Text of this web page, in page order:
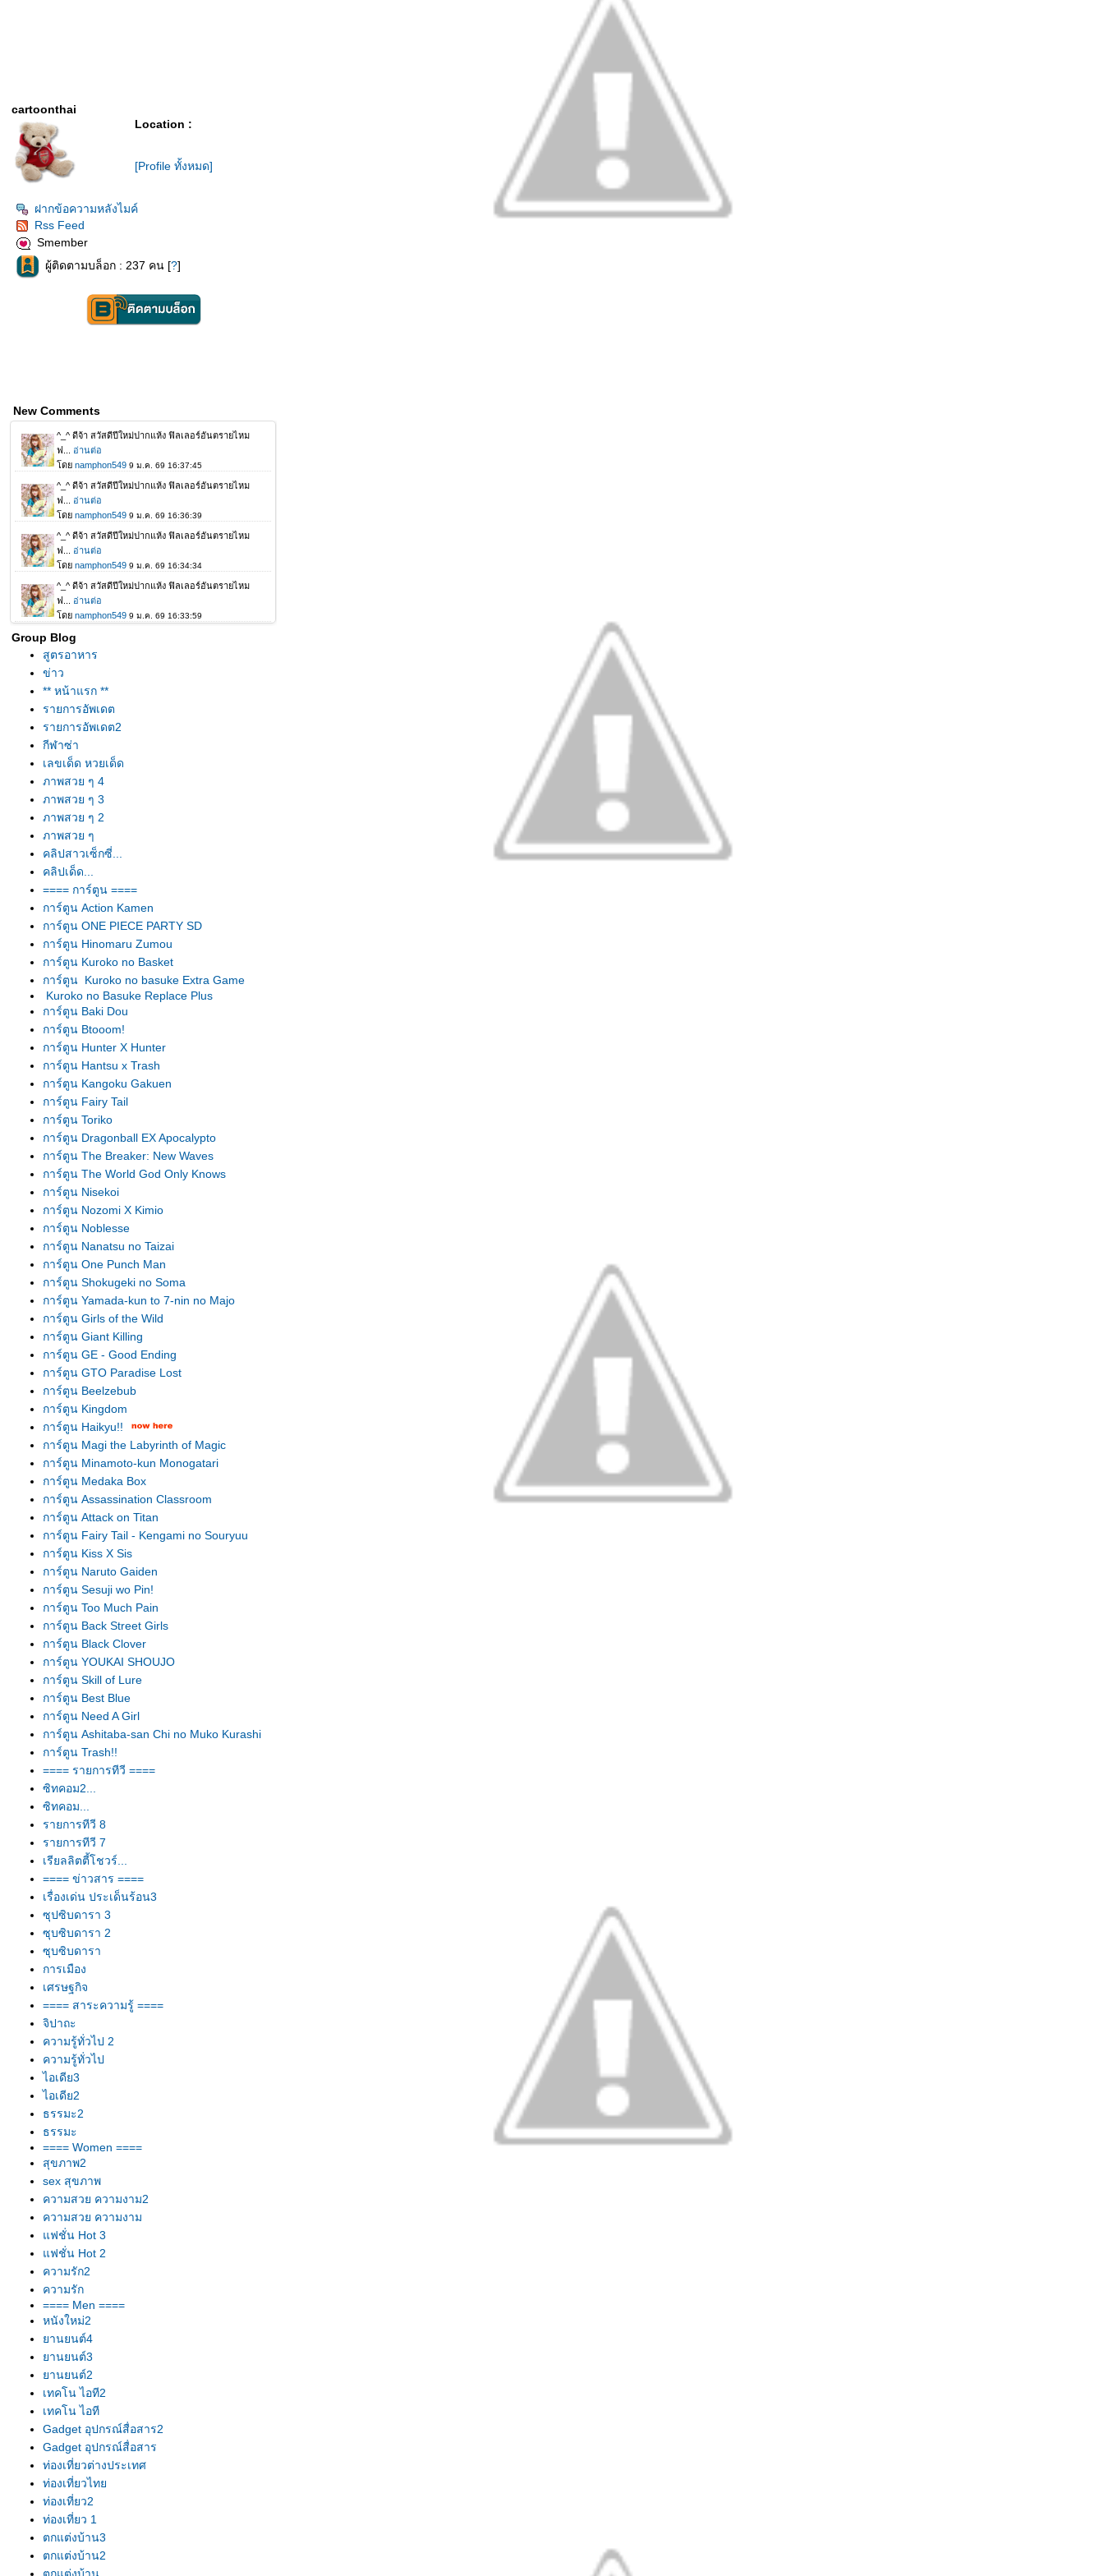
cartoonthai
Location :
[Profile ทั้งหมด]
ฝากข้อความหลังไมค์
Rss Feed
Smember
ผู้ติดตามบล็อก : 237 คน [?]
New Comments
Group Blog
สูตรอาหาร
ข่าว
** หน้าแรก **
รายการอัพเดต
รายการอัพเดต2
กีฬาซ่า
เลขเด็ด หวยเด็ด
ภาพสวย ๆ 4
ภาพสวย ๆ 3
ภาพสวย ๆ 2
ภาพสวย ๆ
คลิปสาวเซ็กซี่...
คลิปเด็ด...
==== การ์ตูน ====
การ์ตูน Action Kamen
การ์ตูน ONE PIECE PARTY SD
การ์ตูน Hinomaru Zumou
การ์ตูน Kuroko no Basket
การ์ตูน Kuroko no basuke Extra Game
Kuroko no Basuke Replace Plus
การ์ตูน Baki Dou
การ์ตูน Btooom!
การ์ตูน Hunter X Hunter
การ์ตูน Hantsu x Trash
การ์ตูน Kangoku Gakuen
การ์ตูน Fairy Tail
การ์ตูน Toriko
การ์ตูน Dragonball EX Apocalypto
การ์ตูน The Breaker: New Waves
การ์ตูน The World God Only Knows
การ์ตูน Nisekoi
การ์ตูน Nozomi X Kimio
การ์ตูน Noblesse
การ์ตูน Nanatsu no Taizai
การ์ตูน One Punch Man
การ์ตูน Shokugeki no Soma
การ์ตูน Yamada-kun to 7-nin no Majo
การ์ตูน Girls of the Wild
การ์ตูน Giant Killing
การ์ตูน GE - Good Ending
การ์ตูน GTO Paradise Lost
การ์ตูน Beelzebub
การ์ตูน Kingdom
การ์ตูน Haikyu!!
การ์ตูน Magi the Labyrinth of Magic
การ์ตูน Minamoto-kun Monogatari
การ์ตูน Medaka Box
การ์ตูน Assassination Classroom
การ์ตูน Attack on Titan
การ์ตูน Fairy Tail - Kengami no Souryuu
การ์ตูน Kiss X Sis
การ์ตูน Naruto Gaiden
การ์ตูน Sesuji wo Pin!
การ์ตูน Too Much Pain
การ์ตูน Back Street Girls
การ์ตูน Black Clover
การ์ตูน YOUKAI SHOUJO
การ์ตูน Skill of Lure
การ์ตูน Best Blue
การ์ตูน Need A Girl
การ์ตูน Ashitaba-san Chi no Muko Kurashi
การ์ตูน Trash!!
==== รายการทีวี ====
ซิทคอม2...
ซิทคอม...
รายการทีวี 8
รายการทีวี 7
เรียลลิตตี้โชวร์...
==== ข่าวสาร ====
เรื่องเด่น ประเด็นร้อน3
ซุปซิบดารา 3
ซุบซิบดารา 2
ซุบซิบดารา
การเมือง
เศรษฐกิจ
==== สาระความรู้ ====
จิปาถะ
ความรู้ทั่วไป 2
ความรู้ทั่วไป
ไอเดีย3
ไอเดีย2
ธรรมะ2
ธรรมะ
==== Women ====
สุขภาพ2
sex สุขภาพ
ความสวย ความงาม2
ความสวย ความงาม
ฟชั่น Hot 3
ฟชั่น Hot 2
ความรัก2
ความรัก
==== Men ====
หนังใหม่2
านยนต์4
านยนต์3
านยนต์2
เทคโน ไอที2
เทคโน ไอที
Gadget อุปกรณ์สื่อสาร2
Gadget อุปกรณ์สื่อสาร
ท่องเที่ยวต่างประเทศ
ท่องเที่ยวไท
ท่องเที่ยว2
ท่องเที่ยว 1
ตกแต่งบ้าน3
ตกแต่งบ้าน2